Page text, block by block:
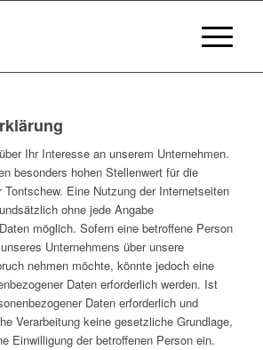
Ihr Interesse an unserem Unternehmen.
besonders hohen Stellenwert für die
Eine Nutzung der Internetseiten
ohne jede Angabe
möglich. Sofern eine betroffene Person
Unternehmens über unsere
nehmen möchte, könnte jedoch eine
Daten erforderlich werden. Ist
Daten erforderlich und
Verarbeitung keine gesetzliche Grundlage,
Einwilligung der betroffenen Person ein.